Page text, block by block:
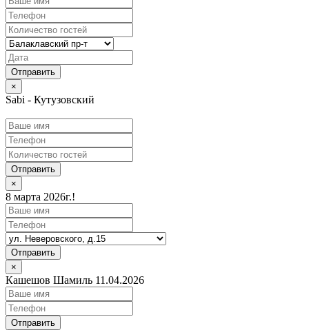
×
Sabi - Кутузовский
Отправить
×
8 марта 2026г.!
Отправить
×
Кашешов Шамиль 11.04.2026
Отправить